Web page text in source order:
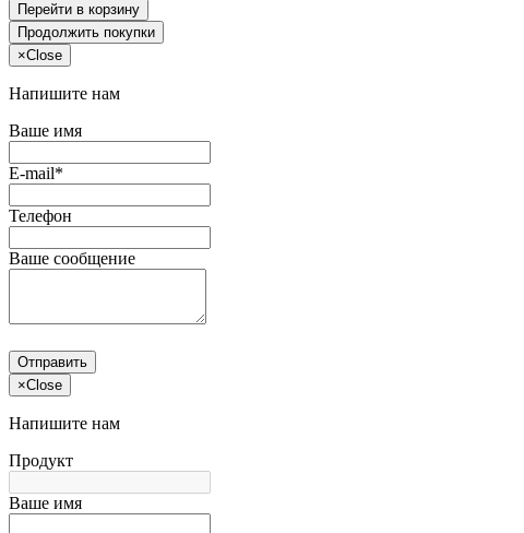
Перейти в корзину
Продолжить покупки
×Close
Напишите нам
Ваше имя
E-mail*
Телефон
Ваше сообщение
Отправить
×Close
Напишите нам
Продукт
Ваше имя